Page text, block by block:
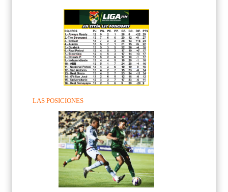
LAS POSICIONES